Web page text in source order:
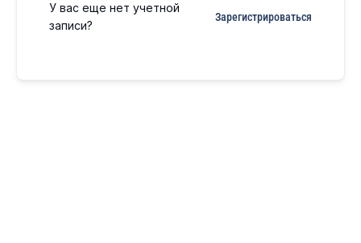
У вас еще нет учетной
записи?
Зарегистрироваться